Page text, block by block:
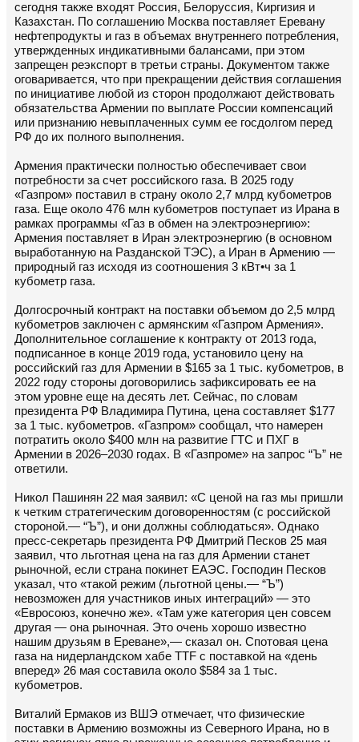
сегодня также входят Россия, Белоруссия, Киргизия и
Казахстан. По соглашению Москва поставляет Еревану
нефтепродукты и газ в объемах внутреннего потребления,
утвержденных индикативными балансами, при этом
запрещен реэкспорт в третьи страны. Документом также
оговаривается, что при прекращении действия соглашения
по инициативе любой из сторон продолжают действовать
обязательства Армении по выплате России компенсаций
или признанию невыплаченных сумм ее госдолгом перед
РФ до их полного выполнения.
Армения практически полностью обеспечивает свои
потребности за счет российского газа. В 2025 году
«Газпром» поставил в страну около 2,7 млрд кубометров
газа. Еще около 476 млн кубометров поступает из Ирана в
рамках программы «Газ в обмен на электроэнергию»:
Армения поставляет в Иран электроэнергию (в основном
выработанную на Разданской ТЭС), а Иран в Армению —
природный газ исходя из соотношения 3 кВт•ч за 1
кубометр газа.
Долгосрочный контракт на поставки объемом до 2,5 млрд
кубометров заключен с армянским «Газпром Армения».
Дополнительное соглашение к контракту от 2013 года,
подписанное в конце 2019 года, установило цену на
российский газ для Армении в $165 за 1 тыс. кубометров, в
2022 году стороны договорились зафиксировать ее на
этом уровне еще на десять лет. Сейчас, по словам
президента РФ Владимира Путина, цена составляет $177
за 1 тыс. кубометров. «Газпром» сообщал, что намерен
потратить около $400 млн на развитие ГТС и ПХГ в
Армении в 2026–2030 годах. В «Газпроме» на запрос “Ъ” не
ответили.
Никол Пашинян 22 мая заявил: «С ценой на газ мы пришли
к четким стратегическим договоренностям (с российской
стороной.— “Ъ”), и они должны соблюдаться». Однако
пресс-секретарь президента РФ Дмитрий Песков 25 мая
заявил, что льготная цена на газ для Армении станет
рыночной, если страна покинет ЕАЭС. Господин Песков
указал, что «такой режим (льготной цены.— “Ъ”)
невозможен для участников иных интеграций» — это
«Евросоюз, конечно же». «Там уже категория цен совсем
другая — она рыночная. Это очень хорошо известно
нашим друзьям в Ереване»,— сказал он. Спотовая цена
газа на нидерландском хабе TTF c поставкой на «день
вперед» 26 мая составила около $584 за 1 тыс.
кубометров.
Виталий Ермаков из ВШЭ отмечает, что физические
поставки в Армению возможны из Северного Ирана, но в